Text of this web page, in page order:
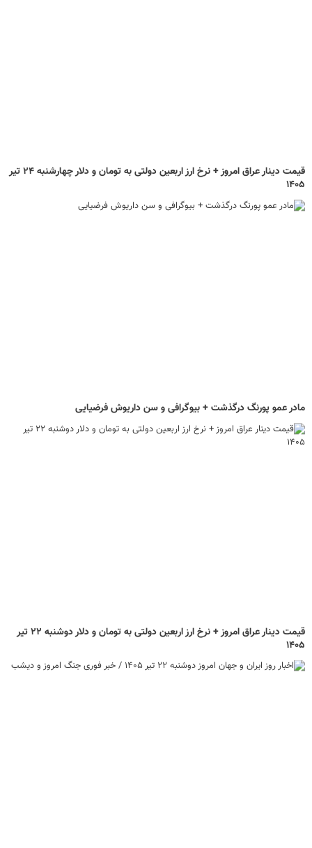
قیمت دینار عراق امروز + نرخ ارز اربعین دولتی به تومان و دلار چهارشنبه ۲۴ تیر
۱۴۰۵
مادر عمو پورنگ درگذشت + بیوگرافی و سن داریوش فرضیایی
قیمت دینار عراق امروز + نرخ ارز اربعین دولتی به تومان و دلار دوشنبه ۲۲ تیر
۱۴۰۵